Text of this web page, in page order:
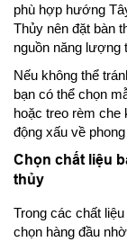
phù hợp hướng
Thủy nên đặt bàn
nguồn năng lượng
Nếu không thể
bạn có thể chọn
hoặc treo rèm che
động xấu về phong
Chọn chất liệu
thủy
Trong các chất
chọn hàng đầu